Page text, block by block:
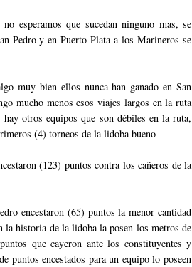
esperamos que sucedan ninguno mas, se
Pedro y en Puerto Plata a los Marineros se
muy bien ellos nunca han ganado en San
mucho menos esos viajes largos en la ruta
otros equipos que son débiles en la ruta,
(4) torneos de la lidoba bueno
(123) puntos contra los cañeros de la
encestaron (65) puntos la menor cantidad
la historia de la lidoba la posen los metros de
que cayeron ante los constituyentes y
puntos encestados para un equipo lo poseen